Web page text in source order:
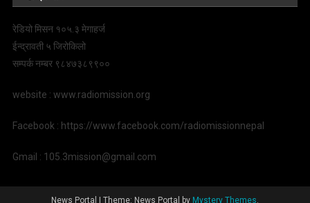
रेडियो मिसन १०५.३ मेगाहर्ज
ईन्द्रावती ५ जिरोकिलो
सम्पर्क नम्बर ९८४७३८९९००
website : www.radiomission.org
Facebook : https://www.facebook.com/radiomissionnepal
Gmail : 105.3mission@gmail.com
News Portal Theme: News Portal by Mystery Themes.